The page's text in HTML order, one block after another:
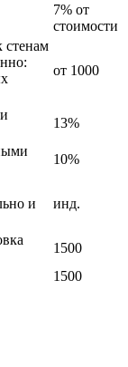
7% от
стоимости
стенам
от 1000
13%
10%
и
инд.
1500
1500